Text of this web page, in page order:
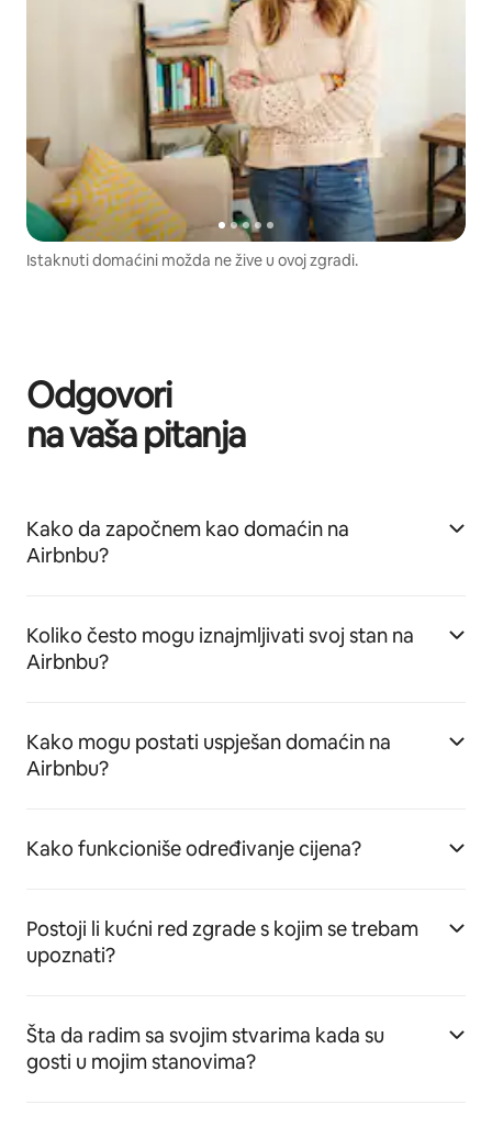
Istaknuti domaćini možda ne žive u ovoj zgradi.
Odgovori
na vaša pitanja
Kako da započnem kao domaćin na
Airbnbu?
Koliko često mogu iznajmljivati svoj stan na
Airbnbu?
Kako mogu postati uspješan domaćin na
Airbnbu?
Kako funkcioniše određivanje cijena?
Postoji li kućni red zgrade s kojim se trebam
upoznati?
Šta da radim sa svojim stvarima kada su
gosti u mojim stanovima?